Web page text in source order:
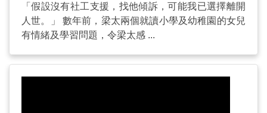
「假設沒有社工支援，找他傾訴，可能我已選擇離開
人世。」 數年前，梁太兩個就讀小學及幼稚園的女兒
有情緒及學習問題，令梁太感 ...